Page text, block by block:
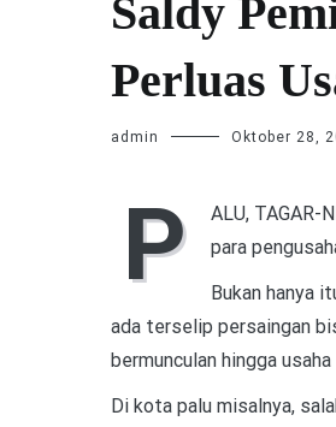
Saldy
Perluas
admin Oktober 28,
P
ALU, TAGAR-
para
Bukan hanya
ada terselip persaingan
bermunculan hingga
Di kota palu misalnya,